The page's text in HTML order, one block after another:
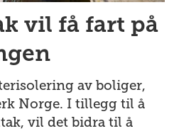
vil få fart på
av boliger,
Norge. I tillegg til å
vil det bidra til å